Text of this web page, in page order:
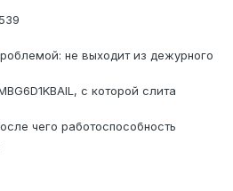
не выходит из дежурного
с которой слита
чего работоспособность